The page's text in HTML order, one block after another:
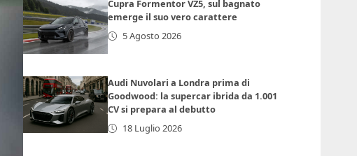
Cupra Formentor VZ5, sul bagnato
emerge il suo vero carattere
5 Agosto 2026
Audi Nuvolari a Londra prima di
Goodwood: la supercar ibrida da 1.001
CV si prepara al debutto
18 Luglio 2026